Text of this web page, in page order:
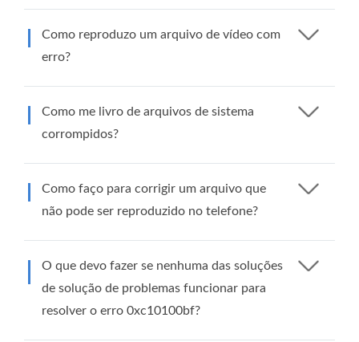
Como reproduzo um arquivo de vídeo com
erro?
Como me livro de arquivos de sistema
corrompidos?
Como faço para corrigir um arquivo que
não pode ser reproduzido no telefone?
O que devo fazer se nenhuma das soluções
de solução de problemas funcionar para
resolver o erro 0xc10100bf?